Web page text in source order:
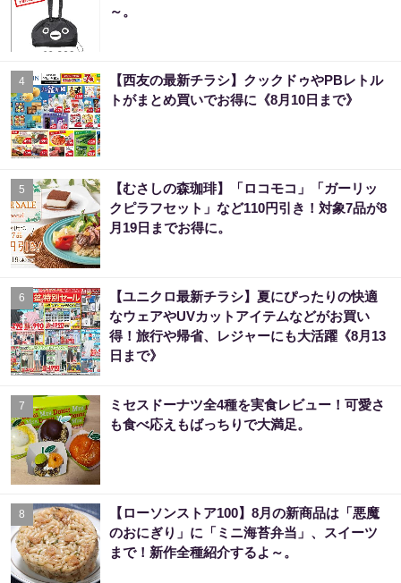
～。
4
【西友の最新チラシ】クックドゥやPBレトル
トがまとめ買いでお得に《8月10日まで》
5
【むさしの森珈琲】「ロコモコ」「ガーリッ
クピラフセット」など110円引き！対象7品が8
月19日までお得に。
6
【ユニクロ最新チラシ】夏にぴったりの快適
なウェアやUVカットアイテムなどがお買い
得！旅行や帰省、レジャーにも大活躍《8月13
日まで》
7
ミセスドーナツ全4種を実食レビュー！可愛さ
も食べ応えもばっちりで大満足。
8
【ローソンストア100】8月の新商品は「悪魔
のおにぎり」に「ミニ海苔弁当」、スイーツ
まで！新作全種紹介するよ～。